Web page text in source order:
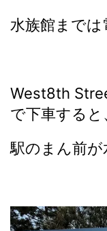
水族館までは
West8th
で下車すると
駅のまん前が